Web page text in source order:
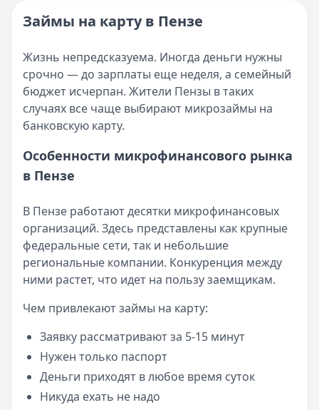
Категория:МФО и микрозаймы
Все статьи
Возврат переплаты в «Займере»: актуальная
Опубликовано:5 декабря 2025 г.
Категория: МФО
Читать новость
Срочный микрозайм 15 000 ₽ на карту: свежая
Кратко:Нужны 15 000 рублей на карту прямо сегодня?
Категория:МФО
Читать новость
Кратко:В III квартале 2025 года владельцы iPhone
Опубликовано:5 декабря 2025 г.
Категория:МФО
Читать новость
57 сервисов микрозаймов через Госуслуги: где
Опубликовано:23 ноября 2025 г.
Категория:МФО
Читать новость
Смс о «одобренном займе» от Bigmani Ru: как
Кратко:Пришло СМС об одобрении займа от Bigmani
Опубликовано:23 ноября 2025 г.
Займы на карту в Пензе
Жизнь непредсказуема. Иногда деньги нужны
срочно — до зарплаты еще неделя, а семейный
бюджет исчерпан. Жители Пензы в таких
случаях все чаще выбирают микрозаймы на
банковскую карту.
Особенности микрофинансового рынка
в Пензе
В Пензе работают десятки микрофинансовых
организаций. Здесь представлены как крупные
федеральные сети, так и небольшие
региональные компании. Конкуренция между
ними растет, что идет на пользу заемщикам.
Чем привлекают займы на карту:
Заявку рассматривают за 5-15 минут
Нужен только паспорт
Деньги приходят в любое время суток
Никуда ехать не надо